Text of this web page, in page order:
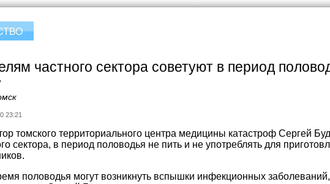
частного сектора советуют в период
23:21
томского территориального центра медицины катастроф Сергей
сектора, в период половодья не пить и не употреблять для
половодья могут возникнуть вспышки инфекционных